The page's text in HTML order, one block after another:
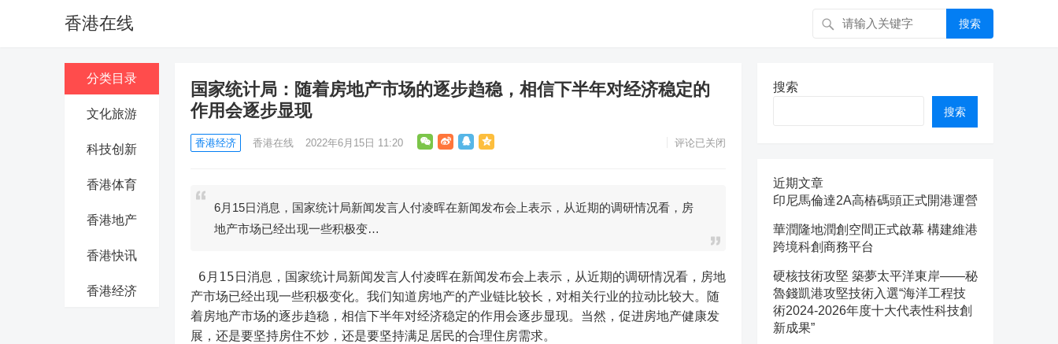
香港在线 搜索
分类目录
文化旅游
科技创新
香港体育
香港地产
香港快讯
香港经济
国家统计局：随着房地产市场的逐步趋稳，相信下半年对经济稳定的
作用会逐步显现
香港经济 香港在线 2022年6月15日 11:20 评论已关闭
6月15日消息，国家统计局新闻发言人付凌晖在新闻发布会上表示，从近期的调研情况看，房
地产市场已经出现一些积极变…
产市场已经出现一些积极变化。我们知道房地产的产业链比较长，对相关行业的拉动比较大。随
着房地产市场的逐步趋稳，相信下半年对经济稳定的作用会逐步显现。当然，促进房地产健康发
展，还是要坚持房住不炒，还是要坚持满足居民的合理住房需求。
搜索
搜索
近期文章
印尼馬倫達2A高樁碼頭正式開港運營
華潤隆地潤創空間正式啟幕 構建維港
跨境科創商務平台
硬核技術攻堅 築夢太平洋東岸——秘
魯錢凱港攻堅技術入選“海洋工程技
術2024-2026年度十大代表性科技創
新成果”